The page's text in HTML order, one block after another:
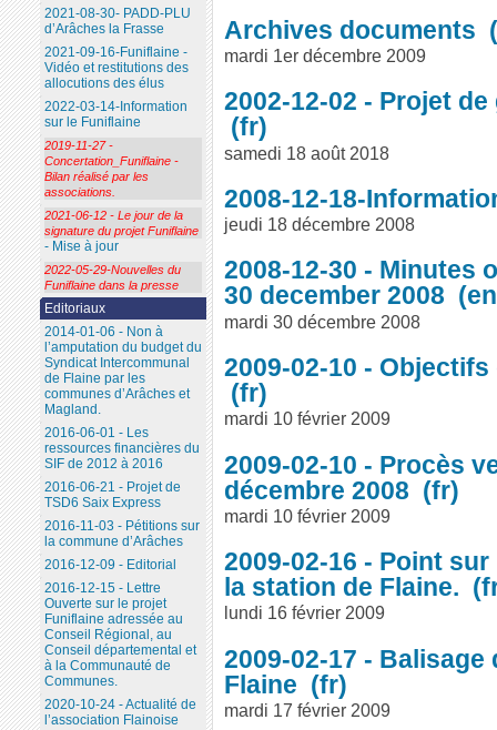
Archives documents
mardi 1er décembre 2009
2002-12-02 - Projet
samedi 18 août 2018
2008-12-18-
jeudi 18 décembre 2008
2008-12-30 - Minutes
30 december 2008
mardi 30 décembre 2008
2009-02-10 -
mardi 10 février 2009
2009-02-10 - Procès
décembre 2008
mardi 10 février 2009
2009-02-16 - Point
la station de Flaine.
lundi 16 février 2009
2009-02-17 -
Flaine
mardi 17 février 2009
2021-08-30- PADD-PLU
d’Arâches la Frasse
2021-09-16-Funiflaine -
Vidéo et restitutions des
allocutions des élus
2022-03-14-Information
sur le Funiflaine
2019-11-27 -
Concertation_Funiflaine -
Bilan réalisé par les
associations.
2021-06-12 - Le jour de la
signature du projet Funiflaine
- Mise à jour
2022-05-29-Nouvelles du
Funiflaine dans la presse
Editoriaux
2014-01-06 - Non à
l’amputation du budget du
Syndicat Intercommunal
de Flaine par les
communes d’Arâches et
Magland.
2016-06-01 - Les
ressources financières du
SIF de 2012 à 2016
2016-06-21 - Projet de
TSD6 Saix Express
2016-11-03 - Pétitions sur
la commune d’Arâches
2016-12-09 - Editorial
2016-12-15 - Lettre
Ouverte sur le projet
Funiflaine adressée au
Conseil Régional, au
Conseil départemental et
à la Communauté de
Communes.
2020-10-24 - Actualité de
l’association Flainoise